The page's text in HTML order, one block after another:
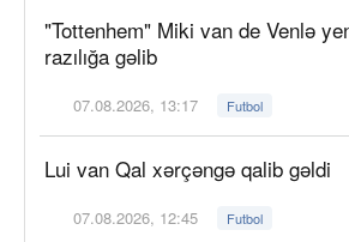
"Tottenhem" Miki van de Venlə
razılığa gəlib
07.08.2026, 13:17 Futbol
Lui van Qal xərçəngə qalib gəldi
07.08.2026, 12:45 Futbol